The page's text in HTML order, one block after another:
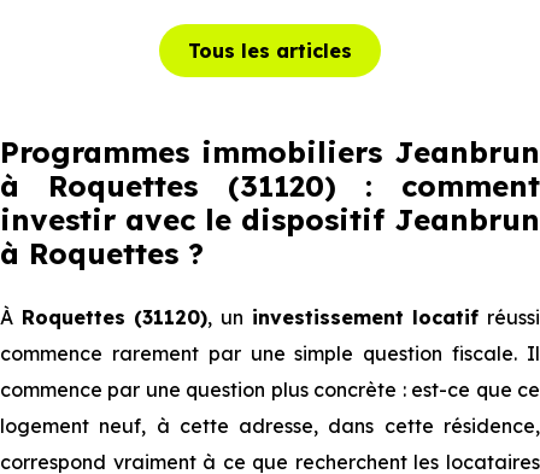
Tous les articles
Programmes immobiliers Jeanbrun
à Roquettes (31120) : comment
investir avec le dispositif Jeanbrun
à Roquettes ?
À Roquettes (31120), un investissement locatif réussi
commence rarement par une simple question fiscale. Il
commence par une question plus concrète : est-ce que ce
logement neuf, à cette adresse, dans cette résidence,
correspond vraiment à ce que recherchent les locataires